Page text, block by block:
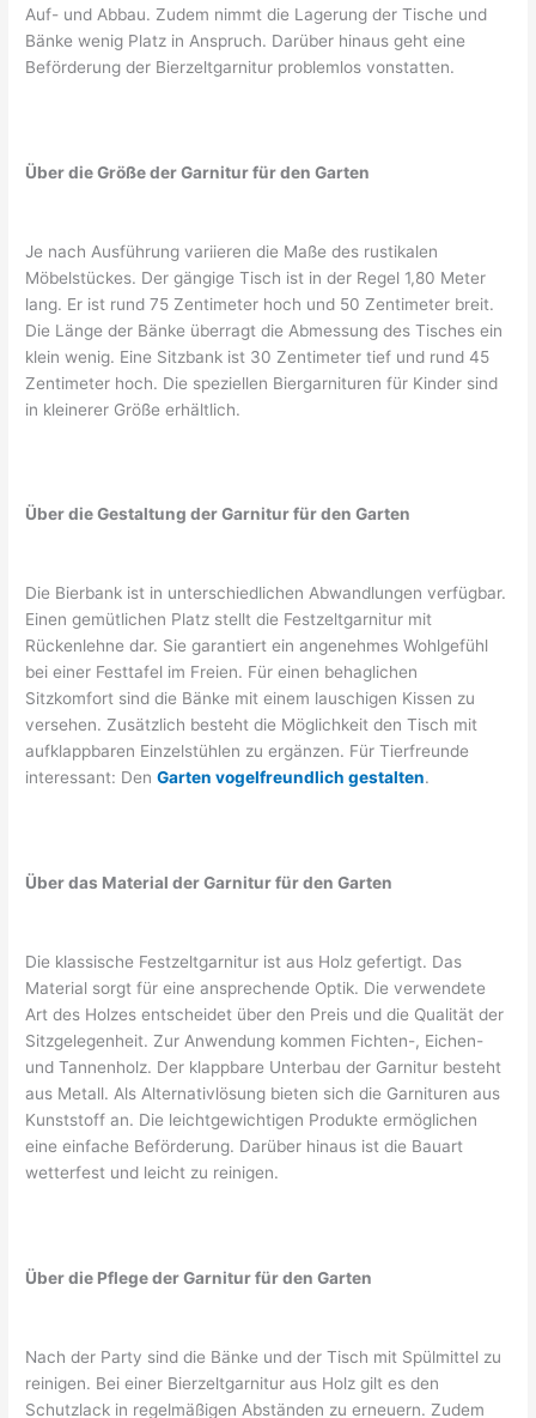
Auf- und Abbau. Zudem nimmt die Lagerung der Tische und
Bänke wenig Platz in Anspruch. Darüber hinaus geht eine
Beförderung der Bierzeltgarnitur problemlos vonstatten.
Über die Größe der Garnitur für den Garten
Je nach Ausführung variieren die Maße des rustikalen
Möbelstückes. Der gängige Tisch ist in der Regel 1,80 Meter
lang. Er ist rund 75 Zentimeter hoch und 50 Zentimeter breit.
Die Länge der Bänke überragt die Abmessung des Tisches ein
klein wenig. Eine Sitzbank ist 30 Zentimeter tief und rund 45
Zentimeter hoch. Die speziellen Biergarnituren für Kinder sind
in kleinerer Größe erhältlich.
Über die Gestaltung der Garnitur für den Garten
Die Bierbank ist in unterschiedlichen Abwandlungen verfügbar.
Einen gemütlichen Platz stellt die Festzeltgarnitur mit
Rückenlehne dar. Sie garantiert ein angenehmes Wohlgefühl
bei einer Festtafel im Freien. Für einen behaglichen
Sitzkomfort sind die Bänke mit einem lauschigen Kissen zu
versehen. Zusätzlich besteht die Möglichkeit den Tisch mit
aufklappbaren Einzelstühlen zu ergänzen. Für Tierfreunde
interessant: DenGarten vogelfreundlich gestalten.
Über das Material der Garnitur für den Garten
Die klassische Festzeltgarnitur ist aus Holz gefertigt. Das
Material sorgt für eine ansprechende Optik. Die verwendete
Art des Holzes entscheidet über den Preis und die Qualität der
Sitzgelegenheit. Zur Anwendung kommen Fichten-, Eichen-
und Tannenholz. Der klappbare Unterbau der Garnitur besteht
aus Metall. Als Alternativlösung bieten sich die Garnituren aus
Kunststoff an. Die leichtgewichtigen Produkte ermöglichen
eine einfache Beförderung. Darüber hinaus ist die Bauart
wetterfest und leicht zu reinigen.
Über die Pflege der Garnitur für den Garten
Nach der Party sind die Bänke und der Tisch mit Spülmittel zu
reinigen. Bei einer Bierzeltgarnitur aus Holz gilt es den
Schutzlack in regelmäßigen Abständen zu erneuern. Zudem